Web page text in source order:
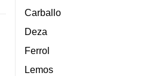
Carballo
Deza
Ferrol
Lemos